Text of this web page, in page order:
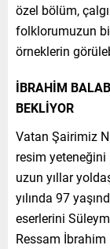
özel bölüm,
folklorumuzun
örneklerin
İBRAHİM
BEKLİYOR
Vatan Şairimiz
resim yeteneğini
uzun yıllar
yılında 97
eserlerini
Ressam İbrahim